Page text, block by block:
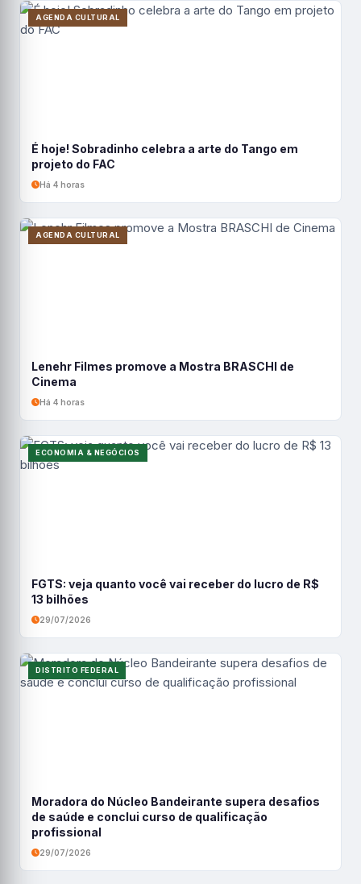
AGENDA CULTURAL
É hoje! Sobradinho celebra a arte do Tango em
projeto do FAC
Há 4 horas
AGENDA CULTURAL
Lenehr Filmes promove a Mostra BRASCHI de
Cinema
Há 4 horas
ECONOMIA & NEGÓCIOS
FGTS: veja quanto você vai receber do lucro de R$
13 bilhões
29/07/2026
DISTRITO FEDERAL
Moradora do Núcleo Bandeirante supera desafios
de saúde e conclui curso de qualificação
profissional
29/07/2026